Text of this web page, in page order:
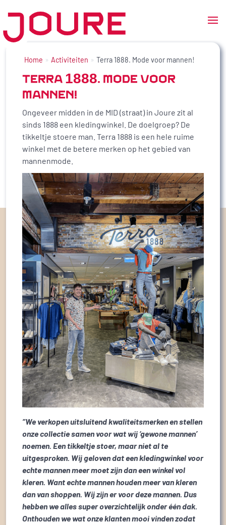
Ga
inhoud
Home Activiteiten Terra 1888. Mode voor mannen!
TERRA 1888. MODE VOOR
MANNEN!
Ongeveer midden in de MID (straat) in Joure zit al
sinds 1888 een kledingwinkel. De doelgroep? De
tikkeltje stoere man. Terra 1888 is een hele ruime
winkel met de betere merken op het gebied van
mannenmode.
“We verkopen uitsluitend kwaliteitsmerken en stellen
onze collectie samen voor wat wij ‘gewone mannen’
noemen. Een tikkeltje stoer, maar niet al te
uitgesproken. Wij geloven dat een kledingwinkel voor
echte mannen meer moet zijn dan een winkel vol
kleren. Want echte mannen houden meer van kleren
dan van shoppen. Wij zijn er voor deze mannen. Dus
hebben we alles super overzichtelijk onder één dak.
Onthouden we wat onze klanten mooi vinden zodat